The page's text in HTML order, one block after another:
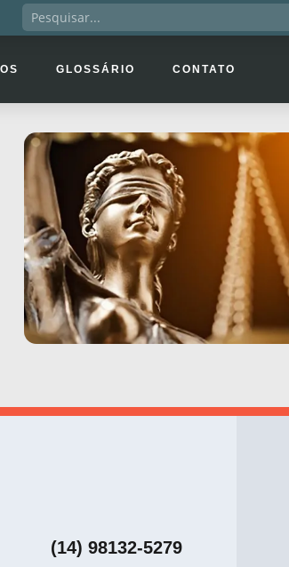
GLOSSÁRIO CONTATO
(14) 98132-5279